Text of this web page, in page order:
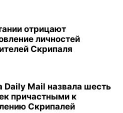
отрицают
личностей
Скрипаля
Daily Mail назвала шесть
причастными к
Скрипалей